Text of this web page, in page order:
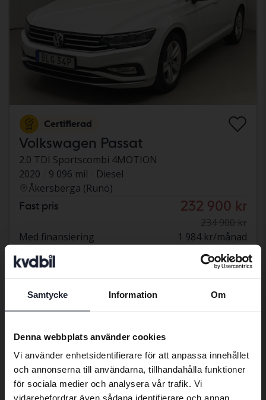
Samtycke Information Om
Denna webbplats använder cookies
Vi använder enhetsidentifierare för att anpassa innehållet
och annonserna till användarna, tillhandahålla funktioner
för sociala medier och analysera vår trafik. Vi
vidarebefordrar även sådana identifierare och annan
Certifierad
Volkswagen Passat
2.0 TDI Sportscombi 4MOTION
2020
9 096 mil
Diesel
Åkersberga (Runö)
Fast pris 232 900 kr
234 900 kr
Med finansiering
1 984 kr/månad
Sänkt pris
Preferred language
We have detected that your browser
Swedish. To better service our friends
abroad we have an English language
site (kvdcars.com) that contains all the